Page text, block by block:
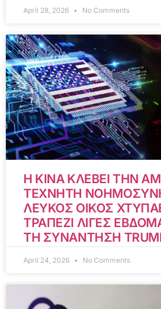
April 28, 2026 No Comments
Η ΚΙΝΑ ΚΛΕΒΕΙ ΤΗΝ
ΤΕΧΝΗΤΗ
ΛΕΥΚΟΣ ΟΙΚΟΣ
ΤΡΑΠΕΖΙ ΛΙΓΕΣ
ΤΗ ΣΥΝΑΝΤΗΣΗ
April 24, 2026 No Comments